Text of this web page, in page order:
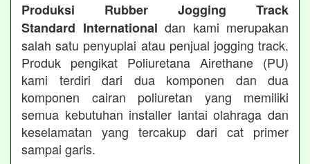
Produksi Rubber Jogging Track
Standard International dan kami merupakan
salah satu penyuplai atau penjual jogging track.
Produk pengikat Poliuretana Airethane (PU)
kami terdiri dari dua komponen dan dua
komponen cairan poliuretan yang memiliki
semua kebutuhan installer lantai olahraga dan
keselamatan yang tercakup dari cat primer
sampai garis.